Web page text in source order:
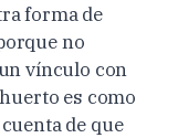
forma de
no
vínculo con
es como
de que